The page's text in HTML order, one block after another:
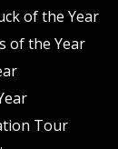
of the Year
of the Year
Tour